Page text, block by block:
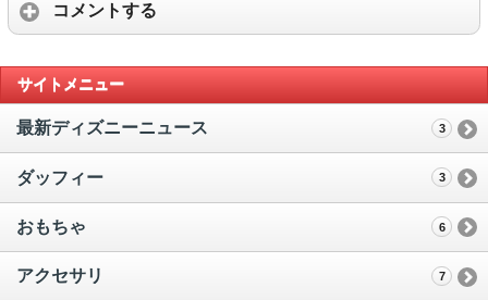
コメントする
サイトメニュー
最新ディズニーニュース 3
ダッフィー 3
おもちゃ 6
アクセサリ 7